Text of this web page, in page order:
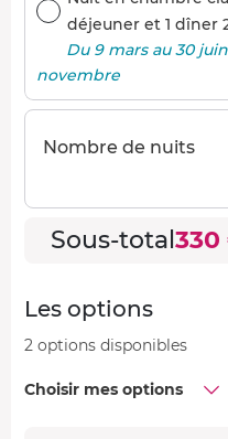
déjeuner et 1 dîner
Du 9 mars au 30
novembre
Nombre de nuits
Sous-total
Les options
2 options disponibles
Choisir mes options